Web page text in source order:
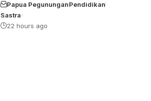
Papua PegununganPendidikan
Sastra
22 hours ago